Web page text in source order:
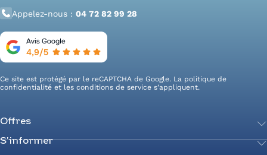
Appelez-nous : 04 72 82 99 28
Ce site est protégé par le reCAPTCHA de Google. La politique de
confidentialité et les conditions de service s’appliquent.
Offres
Achetez votre énergie
S’informer